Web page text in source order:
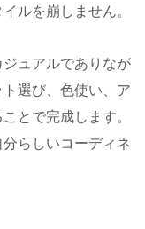
ルを崩しません。
ュアルでありなが
選び、色使い、ア
とで完成します。
らしいコーディネ